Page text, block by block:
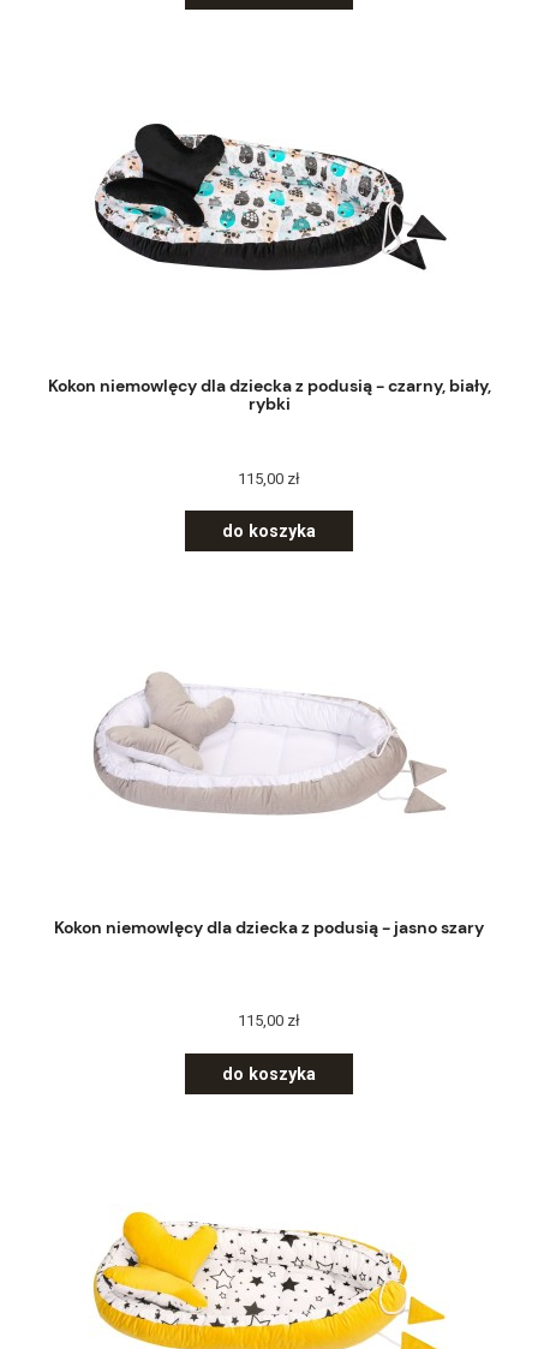
Kokon niemowlęcy dla dziecka z podusią - czarny, biały,
rybki
115,00 zł
do koszyka
Kokon niemowlęcy dla dziecka z podusią - jasno szary
115,00 zł
do koszyka